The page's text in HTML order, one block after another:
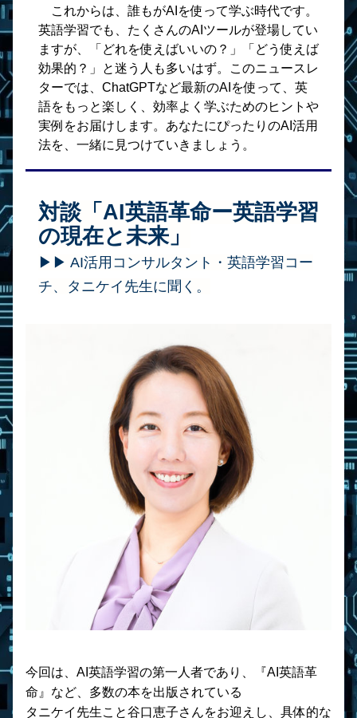
これからは、誰もがAIを使って学ぶ時代です。
英語学習でも、たくさんのAIツールが登場してい
ますが、「どれを使えばいいの？」「どう使えば
効果的？」と迷う人も多いはず。このニュースレ
ターでは、ChatGPTなど最新のAIを使って、英
語をもっと楽しく、効率よく学ぶためのヒントや
実例をお届けします。あなたにぴったりのAI活用
法を、一緒に見つけていきましょう。
対談「AI英語革命ー英語学習
の現在と未来」
▶︎▶︎ AI活用コンサルタント・英語学習コー
チ、タニケイ先生に聞く。
今回は、AI英語学習の第一人者であり、『AI英語革
命』など、多数の本を出版されている
タニケイ先生こと谷口恵子さんをお迎えし、具体的な